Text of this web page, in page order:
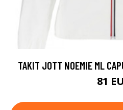
TAKIT JOTT NOEMIE ML
81